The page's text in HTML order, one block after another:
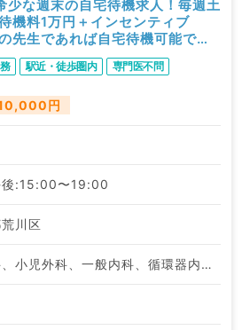
少な週末の自宅待機求人！毎週土
機料1万円＋インセンティブ
生であれば自宅待機可能です
常勤）
駅近・徒歩圏内 専門医不問
円
後:15:00〜19:00
川区
小児科、小児外科、一般内科、循環器内科、呼吸器内科、消化器内科